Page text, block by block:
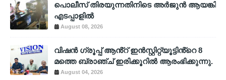
പൊലീസ് തിരയുന്നതിനിടെ അര്‍ജുന്‍ ആയങ്കി
എടപ്പാളില്‍
August 08, 2026
വിഷൻ ഗ്രൂപ്പ് ആൻ്റ് ഇൻസ്റ്റിറ്റ്യൂട്ടിൻ്റെ 8
മത്തെ ബ്രാഞ്ച് ഇരിക്കൂറിൽ ആരംഭിക്കുന്നു.
August 04, 2026